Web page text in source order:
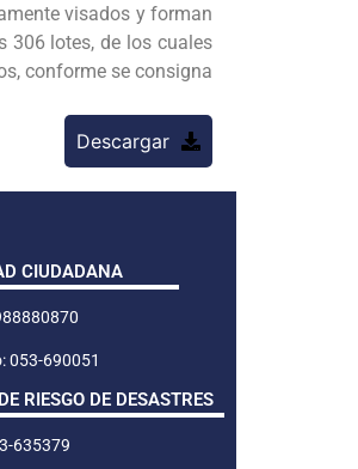
visados y forman
306 lotes, de los cuales
conforme se consigna
Descargar
CIUDADANA
053-690051
RIESGO DE DESASTRES
635379